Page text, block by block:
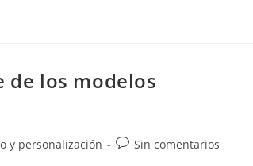
de los modelos
y personalización
Comentarios
Sin comentarios